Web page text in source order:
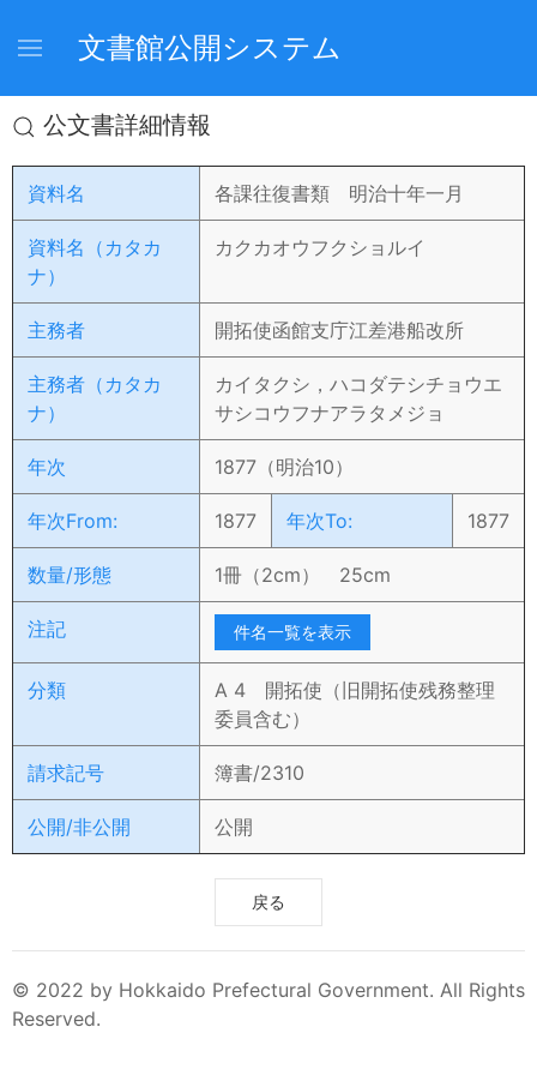
文書館公開システム
公文書詳細情報
資料名 各課往復書類 明治十年一月
資料名（カタカ
ナ）
カクカオウフクショルイ
主務者 開拓使函館支庁江差港船改所
主務者（カタカ
ナ）
カイタクシ，ハコダテシチョウエ
サシコウフナアラタメジョ
年次 1877（明治10）
年次From: 1877 年次To: 1877
数量/形態 1冊（2cm） 25cm
注記 件名一覧を表示
分類
A 4 開拓使（旧開拓使残務整理
委員含む）
請求記号 簿書/2310
公開/非公開 公開
戻る
© 2022 by Hokkaido Prefectural Government. All Rights
Reserved.